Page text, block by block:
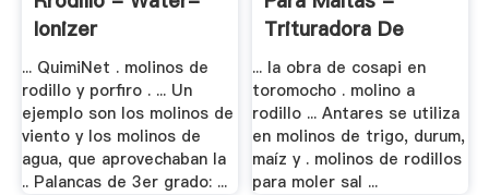
Ionizer
... QuimiNet . molinos de
rodillo y porfiro . ... Un
ejemplo son los molinos de
viento y los molinos de
agua, que aprovechaban la
.. Palancas de 3er grado: ...
Trituradora De
Cono
... la obra de cosapi en
toromocho . molino a
rodillo ... Antares se utiliza
en molinos de trigo, durum,
maíz y . molinos de rodillos
para moler sal ...